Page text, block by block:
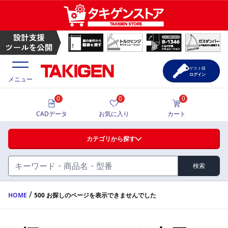
ハンドル・取手・つまみ・周辺機器
FA・A
蝶番・ステー・周辺機器
価格一覧
製品カタログ
メニュー
カテゴリから探す
検索
0
CADデータ
0
お気に入り
0
カート
ゲスト様
ログイン
HOME / 500 お探しのページを表示できませんでした